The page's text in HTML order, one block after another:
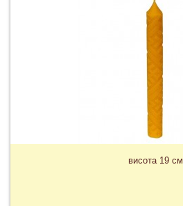
висота 19 см